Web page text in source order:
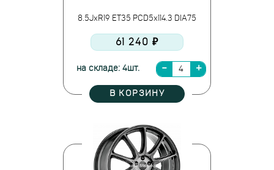
8.5JxR19 ET35 PCD5x114.3 DIA75
61 240 ₽
на складе: 4шт.
В КОРЗИНУ